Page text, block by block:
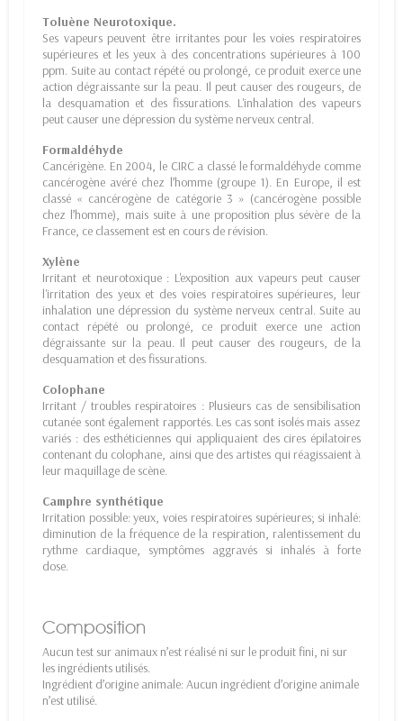
Toluène Neurotoxique.
Ses vapeurs peuvent être irritantes pour les voies respiratoires
supérieures et les yeux à des concentrations supérieures à 100
ppm. Suite au contact répété ou prolongé, ce produit exerce une
action dégraissante sur la peau. Il peut causer des rougeurs, de
la desquamation et des fissurations. L'inhalation des vapeurs
peut causer une dépression du système nerveux central.
Formaldéhyde
Cancérigène. En 2004, le CIRC a classé le formaldéhyde comme
cancérogène avéré chez l’homme (groupe 1). En Europe, il est
classé « cancérogène de catégorie 3 » (cancérogène possible
chez l’homme), mais suite à une proposition plus sévère de la
France, ce classement est en cours de révision.
Xylène
Irritant et neurotoxique : L'exposition aux vapeurs peut causer
l'irritation des yeux et des voies respiratoires supérieures, leur
inhalation une dépression du système nerveux central. Suite au
contact répété ou prolongé, ce produit exerce une action
dégraissante sur la peau. Il peut causer des rougeurs, de la
desquamation et des fissurations.
Colophane
Irritant / troubles respiratoires : Plusieurs cas de sensibilisation
cutanée sont également rapportés. Les cas sont isolés mais assez
variés : des esthéticiennes qui appliquaient des cires épilatoires
contenant du colophane, ainsi que des artistes qui réagissaient à
leur maquillage de scène.
Camphre synthétique
Irritation possible: yeux, voies respiratoires supérieures; si inhalé:
diminution de la fréquence de la respiration, ralentissement du
rythme cardiaque, symptômes aggravés si inhalés à forte
dose.
Composition
Aucun test sur animaux n’est réalisé ni sur le produit fini, ni sur
les ingrédients utilisés.
Ingrédient d’origine animale: Aucun ingrédient d’origine animale
n’est utilisé.